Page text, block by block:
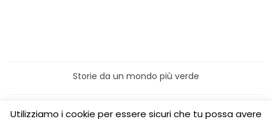
Storie da un mondo più verde
Home
Turismo sostenibile
Utilizziamo i cookie per essere sicuri che tu possa avere